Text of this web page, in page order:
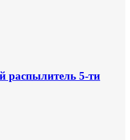
распылитель 5-ти